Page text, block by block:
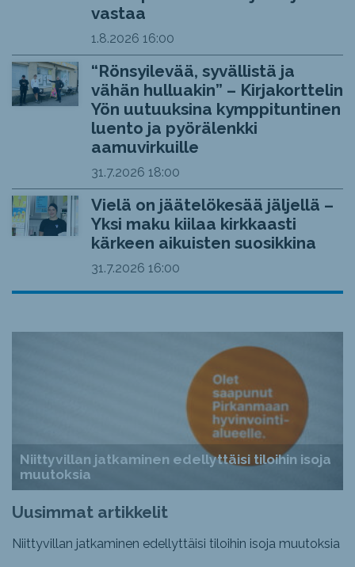
vastaa
1.8.2026 16:00
“Rönsyilevää, syvällistä ja
vähän hulluakin” – Kirjakorttelin
Yön uutuuksina kymppituntinen
luento ja pyörälenkki
aamuvirkuille
31.7.2026 18:00
Vielä on jäätelökesää jäljellä –
Yksi maku kiilaa kirkkaasti
kärkeen aikuisten suosikkina
31.7.2026 16:00
Niittyvillan jatkaminen edellyttäisi tiloihin isoja
muutoksia
Uusimmat artikkelit
Niittyvillan jatkaminen edellyttäisi tiloihin isoja muutoksia